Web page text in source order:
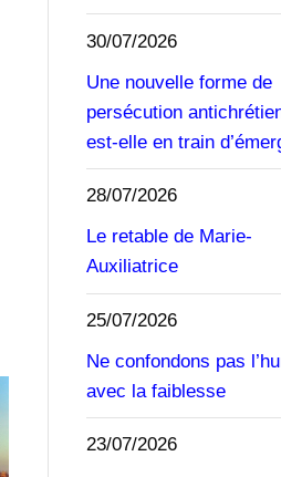
30/07/2026
Une nouvelle forme de
persécution
est-elle en train
28/07/2026
Le retable de Marie-
Auxiliatrice
25/07/2026
Ne confondons pas
avec la faiblesse
23/07/2026